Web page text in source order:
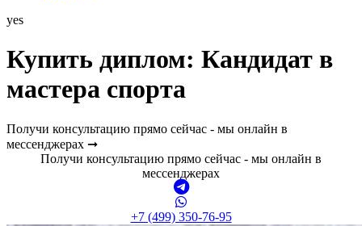
yes
Купить диплом: Кандидат в
мастера спорта
Получи консультацию прямо сейчас - мы онлайн в
мессенджерах ➞
Получи консультацию прямо сейчас - мы онлайн в
мессенджерах
+7 (499) 350-76-95